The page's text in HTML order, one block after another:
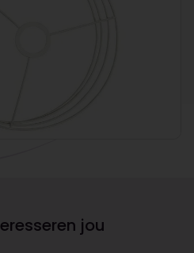
jou